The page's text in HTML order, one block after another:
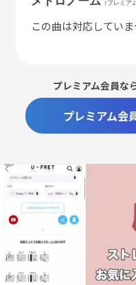
（プレミア
この曲は対応してい
プレミアム会員な
プレミアム会